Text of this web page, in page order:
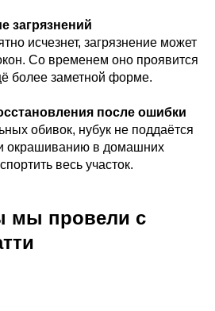
загрязнений
исчезнет, загрязнение может
Со временем оно проявится
более заметной форме.
после ошибки
обивок, нубук не поддаётся
окрашиванию в домашних
весь участок.
мы провели с